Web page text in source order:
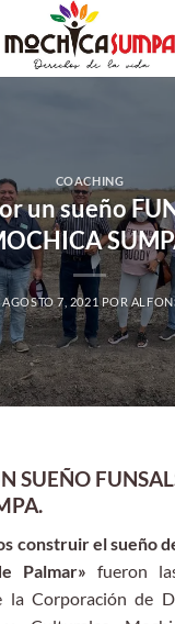
COACHING
un sueño
AGOSTO 7, 2021 POR
SUEÑO
construir el sueño
Palmar» fueron
la Corporación de